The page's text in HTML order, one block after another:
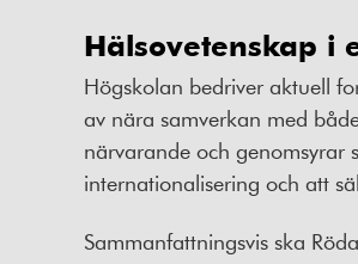
Hälsovetenskap i
Högskolan bedriver aktuell
av nära samverkan med
närvarande och genomsyrar
internationalisering och att
Sammanfattningsvis ska